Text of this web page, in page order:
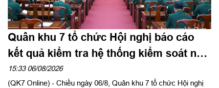
Quân khu 7 tổ chức Hội nghị báo cáo
kết quả kiểm tra hệ thống kiểm soát nội
bộ
15:33 06/08/2026
(QK7 Online) - Chiều ngày 06/8, Quân khu 7 tổ chức Hội nghị